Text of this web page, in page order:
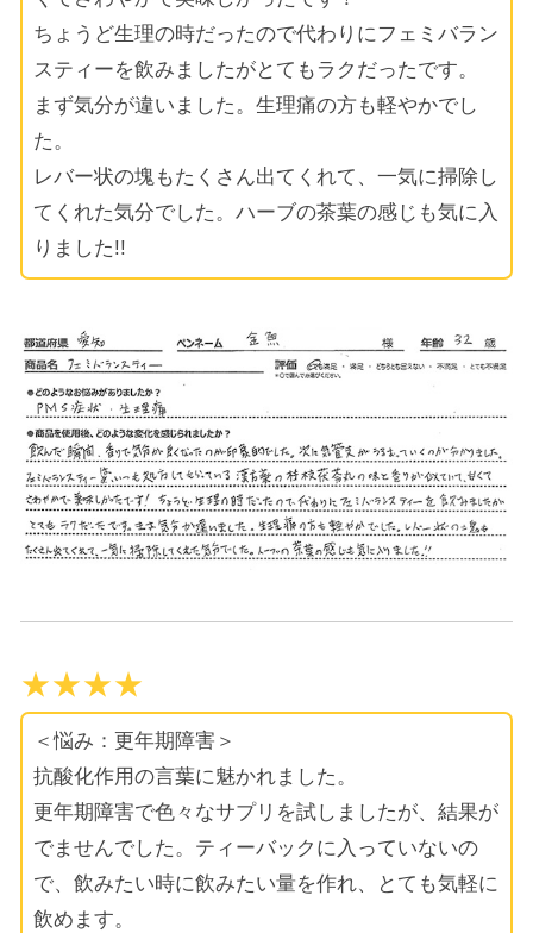
ちょうど生理の時だったので代わりにフェミバラン
スティーを飲みましたがとてもラクだったです。
まず気分が違いました。生理痛の方も軽やかでし
た。
レバー状の塊もたくさん出てくれて、一気に掃除し
てくれた気分でした。ハーブの茶葉の感じも気に入
りました!!
★★★★
＜悩み：更年期障害＞
抗酸化作用の言葉に魅かれました。
更年期障害で色々なサプリを試しましたが、結果が
でませんでした。ティーバックに入っていないの
で、飲みたい時に飲みたい量を作れ、とても気軽に
飲めます。